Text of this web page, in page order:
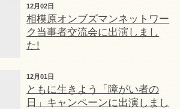
12月02日
相模原オンブズマンネットワー
ク当事者交流会に出演しまし
た!
12月01日
ともに生きよう「障がい者の
日」キャンペーンに出演しまし